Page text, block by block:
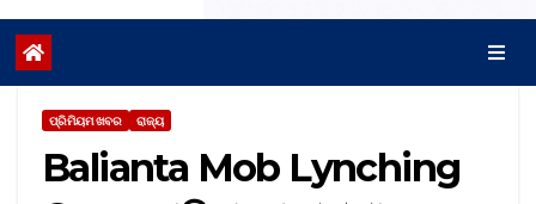
ପ୍ରିମିୟମ ଖବର ରାଜ୍ୟ
Balianta Mob Lynching